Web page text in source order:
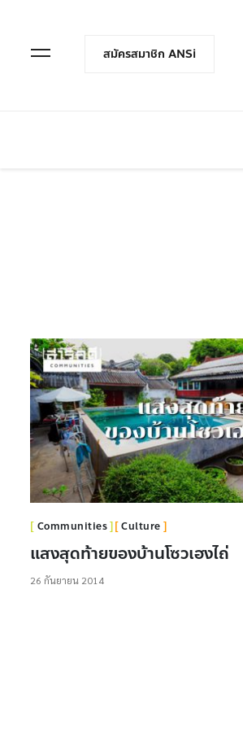
Open Menuสมัครสมาชิก ANSi
Communities Culture
แสงสุดท้ายของบ้านโซวเฮงไถ่
26 กันยายน 2014